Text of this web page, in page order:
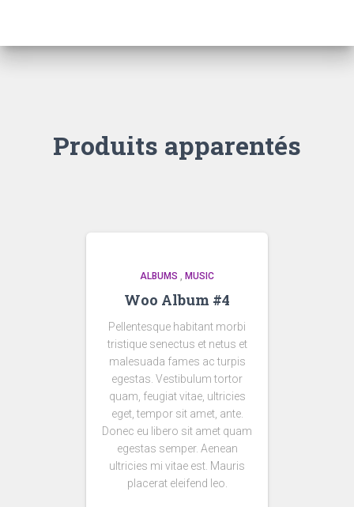
Produits apparentés
ALBUMS , MUSIC
Woo Album #4
Pellentesque habitant morbi
tristique senectus et netus et
malesuada fames ac turpis
egestas. Vestibulum tortor
quam, feugiat vitae, ultricies
eget, tempor sit amet, ante.
Donec eu libero sit amet quam
egestas semper. Aenean
ultricies mi vitae est. Mauris
placerat eleifend leo.